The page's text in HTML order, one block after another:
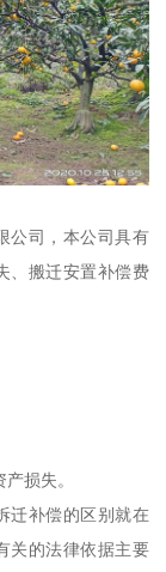
公司，本公司具有
、搬迁安置补偿费
损失。
迁补偿的区别就在
关的法律依据主要